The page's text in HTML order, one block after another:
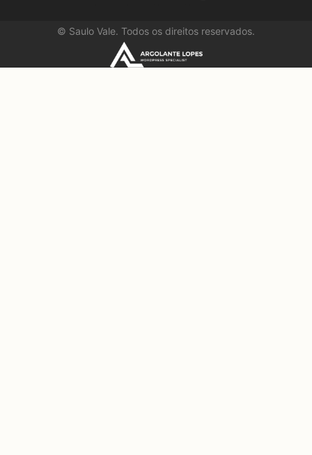
© Saulo Vale. Todos os direitos reservados.